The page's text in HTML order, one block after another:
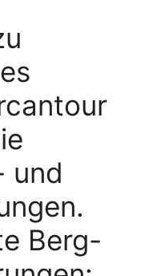
und
Berg-